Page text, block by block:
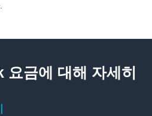
금에 대해 자세히